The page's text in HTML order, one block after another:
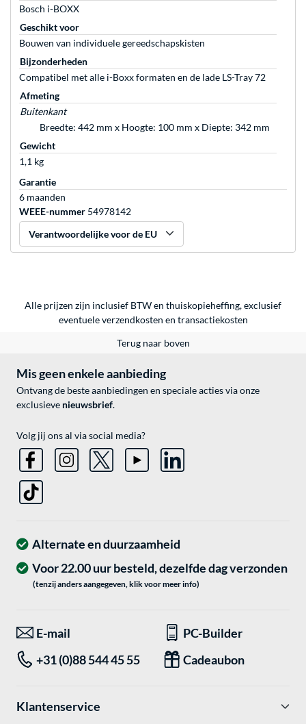
Bosch i-BOXX
Geschikt voor
Bouwen van individuele gereedschapskisten
Bijzonderheden
Compatibel met alle i-Boxx formaten en de lade LS-Tray 72
Afmeting
Buitenkant
Breedte: 442 mm x Hoogte: 100 mm x Diepte: 342 mm
Gewicht
1,1 kg
Garantie
6 maanden
WEEE-nummer 54978142
Verantwoordelijke voor de EU
Alle prijzen zijn inclusief BTW en thuiskopieheffing, exclusief
eventueleverzendkosten en transactiekosten
Terug naar boven
Mis geen enkele aanbieding
Ontvang de beste aanbiedingen en speciale acties via onze
exclusieve nieuwsbrief.
Volg jij ons al via social media?
Alternate en duurzaamheid
Voor 22.00 uur besteld, dezelfde dag verzonden
(tenzij anders aangegeven, klik voor meer info)
E-mail
PC-Builder
+31 (0)88 544 45 55
Cadeaubon
Klantenservice